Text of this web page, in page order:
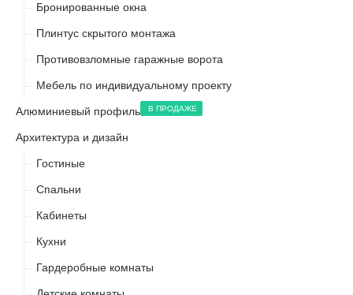
Бронированные окна
Плинтус скрытого монтажа
Противовзломные гаражные ворота
Мебель по индивидуальному проекту
Алюминиевый профиль
В ПРОДАЖЕ
Архитектура и дизайн
Гостиные
Спальни
Кабинеты
Кухни
Гардеробные комнаты